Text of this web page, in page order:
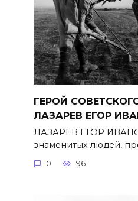
ГЕРОЙ
ЛАЗАРЕВ ЕГОР
ЛАЗАРЕВ ЕГОР
знаменитых людей,
0 96